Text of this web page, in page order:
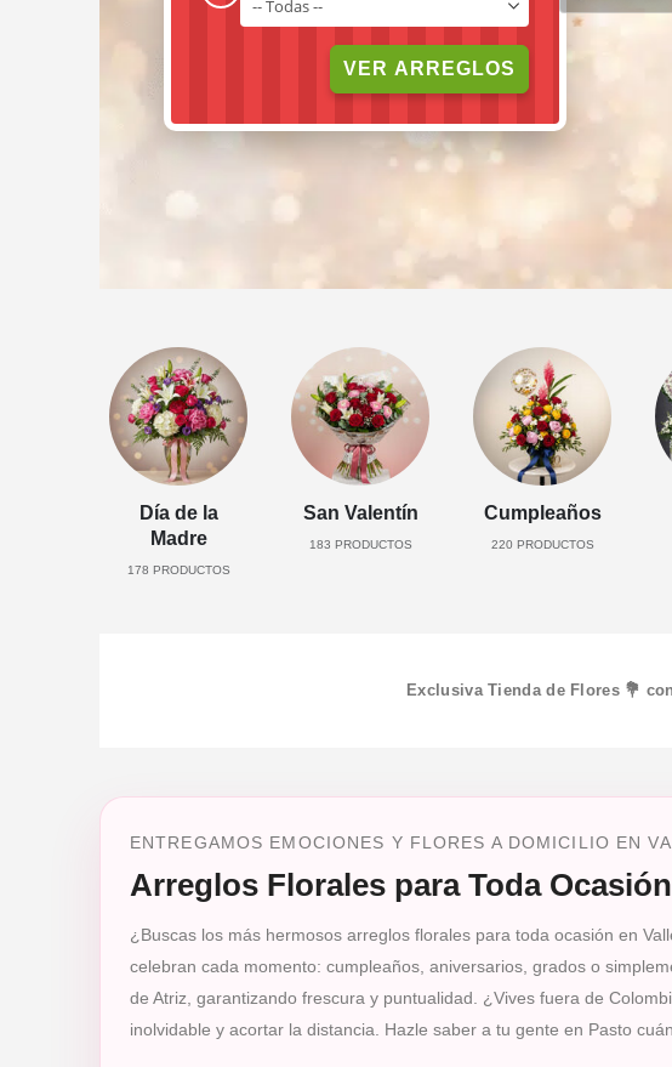
VER ARREGLOS
Día de la
Madre
178 PRODUCTOS
San Valentín
183 PRODUCTOS
Cumpleaños
220 PRODUCTOS
Exclusiva Tienda de Flores 💐 con
ENTREGAMOS EMOCIONES Y FLORES A DOMICILIO EN
Arreglos Florales para Toda Ocasión
¿Buscas los más hermosos arreglos florales para toda ocasión en
celebran cada momento: cumpleaños, aniversarios, grados o
de Atriz, garantizando frescura y puntualidad. ¿Vives fuera de
inolvidable y acortar la distancia. Hazle saber a tu gente en Pasto